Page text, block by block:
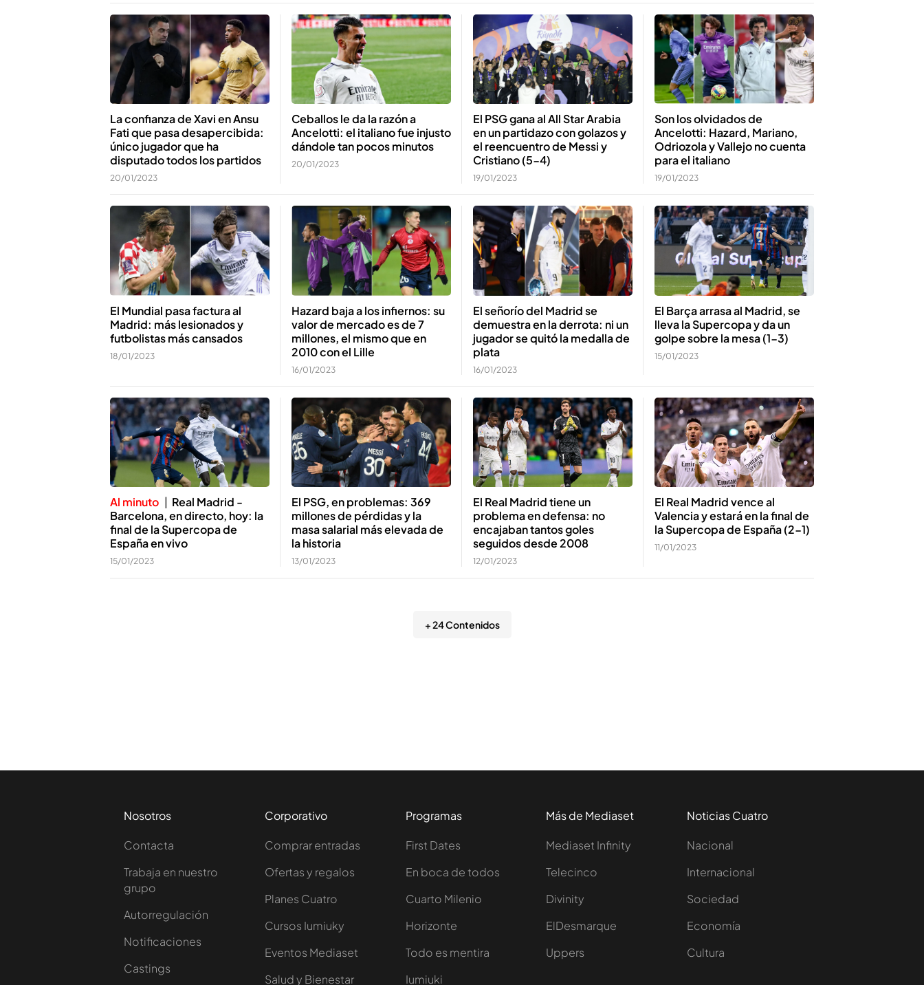
La confianza de Xavi en Ansu
Fati que pasa desapercibida:
único jugador que ha
disputado todos los partidos
20/01/2023
Ceballos le da la razón a
Ancelotti: el italiano fue injusto
dándole tan pocos minutos
20/01/2023
El PSG gana al All Star Arabia
en un partidazo con golazos y
el reencuentro de Messi y
Cristiano (5-4)
19/01/2023
Son los olvidados de
Ancelotti: Hazard, Mariano,
Odriozola y Vallejo no cuenta
para el italiano
19/01/2023
El Mundial pasa factura al
Madrid: más lesionados y
futbolistas más cansados
18/01/2023
Hazard baja a los infiernos: su
valor de mercado es de 7
millones, el mismo que en
2010 con el Lille
16/01/2023
El señorío del Madrid se
demuestra en la derrota: ni un
jugador se quitó la medalla de
plata
16/01/2023
El Barça arrasa al Madrid, se
lleva la Supercopa y da un
golpe sobre la mesa (1-3)
15/01/2023
Al minuto
Real Madrid -
Barcelona, en directo, hoy: la
final de la Supercopa de
España en vivo
15/01/2023
El PSG, en problemas: 369
millones de pérdidas y la
masa salarial más elevada de
la historia
13/01/2023
El Real Madrid tiene un
problema en defensa: no
encajaban tantos goles
seguidos desde 2008
12/01/2023
El Real Madrid vence al
Valencia y estará en la final de
la Supercopa de España (2-1)
11/01/2023
+ 24 Contenidos
Nosotros
Contacta
Trabaja en nuestro
grupo
Autorregulación
Notificaciones
Castings
Corporativo
Comprar entradas
Ofertas y regalos
Planes Cuatro
Cursos Iumiuky
Eventos Mediaset
Salud y Bienestar
Programas
First Dates
En boca de todos
Cuarto Milenio
Horizonte
Todo es mentira
Iumiuki
Más de Mediaset
Mediaset Infinity
Telecinco
Divinity
ElDesmarque
Uppers
Noticias Cuatro
Nacional
Internacional
Sociedad
Economía
Cultura